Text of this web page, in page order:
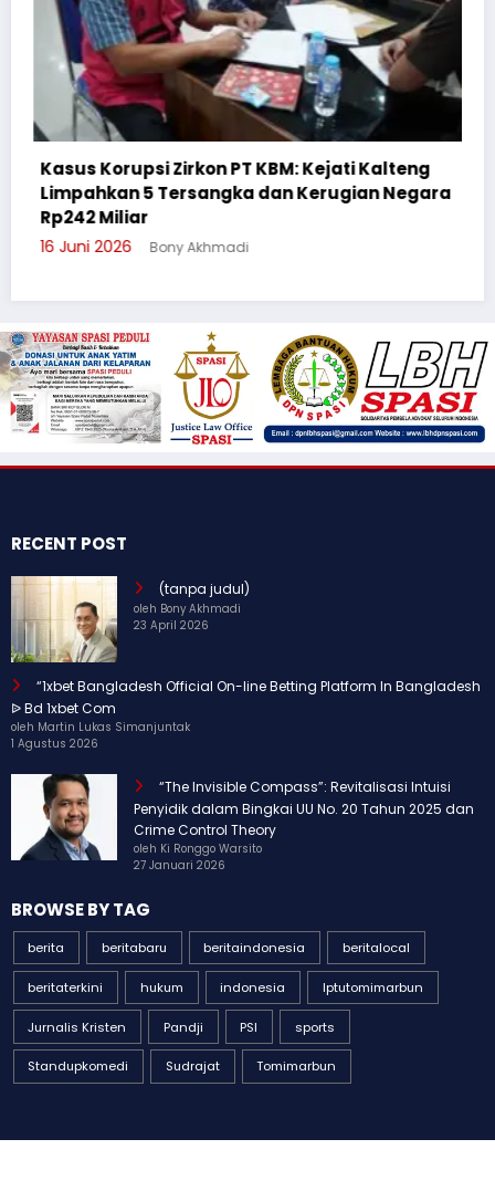
Cegah Bullying, Sikum Polresta Palangka
Suluh Pelajar SMAN 6
3 Juni 2026
RECENT POST
(tanpa judul)
oleh Bony Akhmadi
23 April 2026
“1xbet Bangladesh Official On-line Betting Platform In Bangladesh
ᐉ Bd 1xbet Com
oleh Martin Lukas Simanjuntak
1 Agustus 2026
“The Invisible Compass”: Revitalisasi Intuisi
Penyidik dalam Bingkai UU No. 20 Tahun 2025 dan
Crime Control Theory
oleh Ki Ronggo Warsito
BROWSE BY TAG
berita beritabaru beritaindonesia beritalocal
Iptutomimarbun
Pandji sports
Standupkomedi Sudrajat